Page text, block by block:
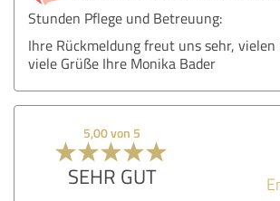
Stunden Pflege und Betreuung:
Ihre Rückmeldung freut uns sehr, vielen
viele Grüße Ihre Monika Bader
5,00 von 5
SEHR GUT